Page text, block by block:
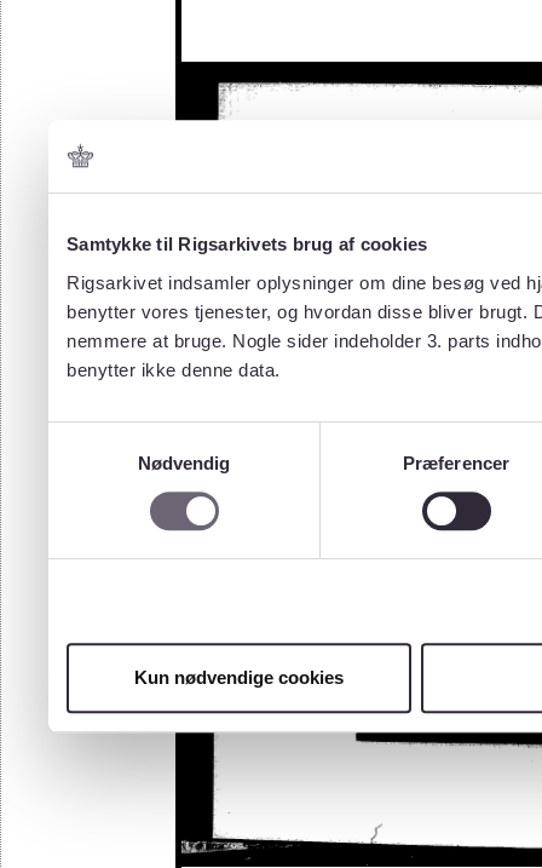
Samtykke til Rigsarkivets brug af cookies
Rigsarkivet indsamler oplysninger om dine besøg ved
benytter vores tjenester, og hvordan disse bliver
nemmere at bruge. Nogle sider indeholder 3. parts
benytter ikke denne data.
Nødvendig
Præferencer
Kun nødvendige cookies